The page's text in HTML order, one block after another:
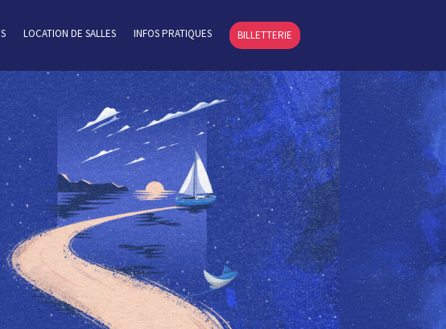
LOCATION DE SALLES INFOS PRATIQUES BILLETTERIE